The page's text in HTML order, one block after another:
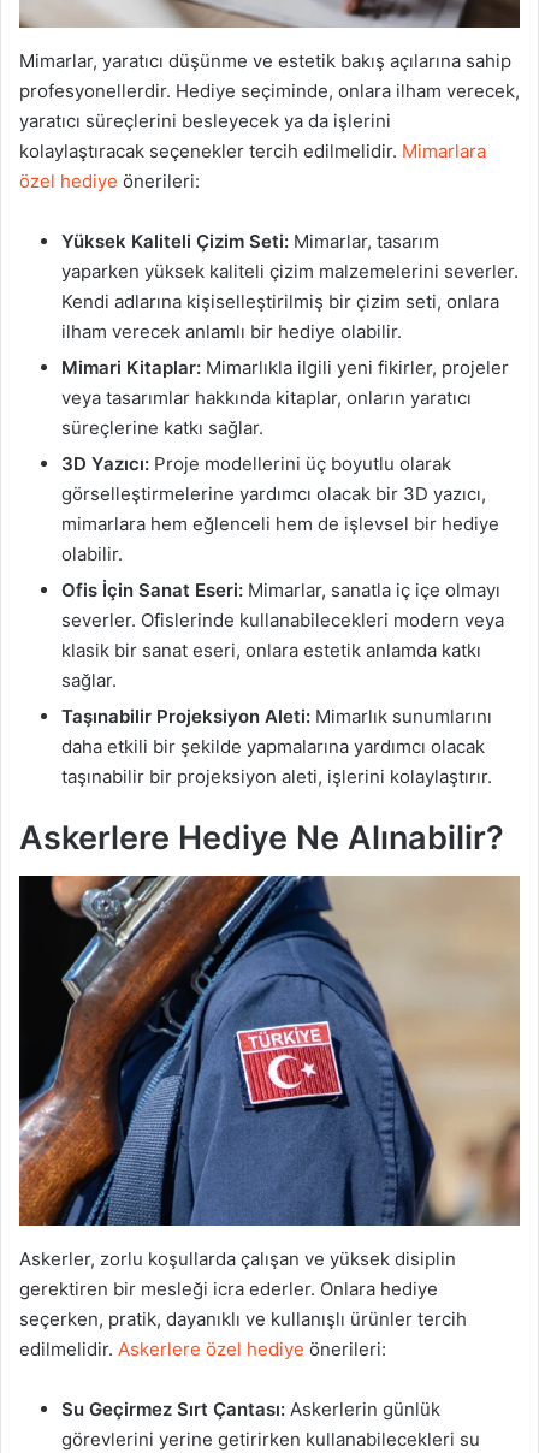
Mimarlar, yaratıcı düşünme ve estetik bakış açılarına sahip
profesyonellerdir. Hediye seçiminde, onlara ilham verecek,
yaratıcı süreçlerini besleyecek ya da işlerini
kolaylaştıracak seçenekler tercih edilmelidir. Mimarlara
özel hediye önerileri:
Yüksek Kaliteli Çizim Seti: Mimarlar, tasarım
yaparken yüksek kaliteli çizim malzemelerini severler.
Kendi adlarına kişiselleştirilmiş bir çizim seti, onlara
ilham verecek anlamlı bir hediye olabilir.
Mimari Kitaplar: Mimarlıkla ilgili yeni fikirler, projeler
veya tasarımlar hakkında kitaplar, onların yaratıcı
süreçlerine katkı sağlar.
3D Yazıcı: Proje modellerini üç boyutlu olarak
görselleştirmelerine yardımcı olacak bir 3D yazıcı,
mimarlara hem eğlenceli hem de işlevsel bir hediye
olabilir.
Ofis İçin Sanat Eseri: Mimarlar, sanatla iç içe olmayı
severler. Ofislerinde kullanabilecekleri modern veya
klasik bir sanat eseri, onlara estetik anlamda katkı
sağlar.
Taşınabilir Projeksiyon Aleti: Mimarlık sunumlarını
daha etkili bir şekilde yapmalarına yardımcı olacak
taşınabilir bir projeksiyon aleti, işlerini kolaylaştırır.
Askerlere Hediye Ne Alınabilir?
Askerler, zorlu koşullarda çalışan ve yüksek disiplin
gerektiren bir mesleği icra ederler. Onlara hediye
seçerken, pratik, dayanıklı ve kullanışlı ürünler tercih
edilmelidir. Askerlere özel hediye önerileri:
Su Geçirmez Sırt Çantası: Askerlerin günlük
görevlerini yerine getirirken kullanabilecekleri su